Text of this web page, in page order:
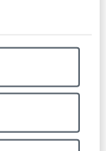
und